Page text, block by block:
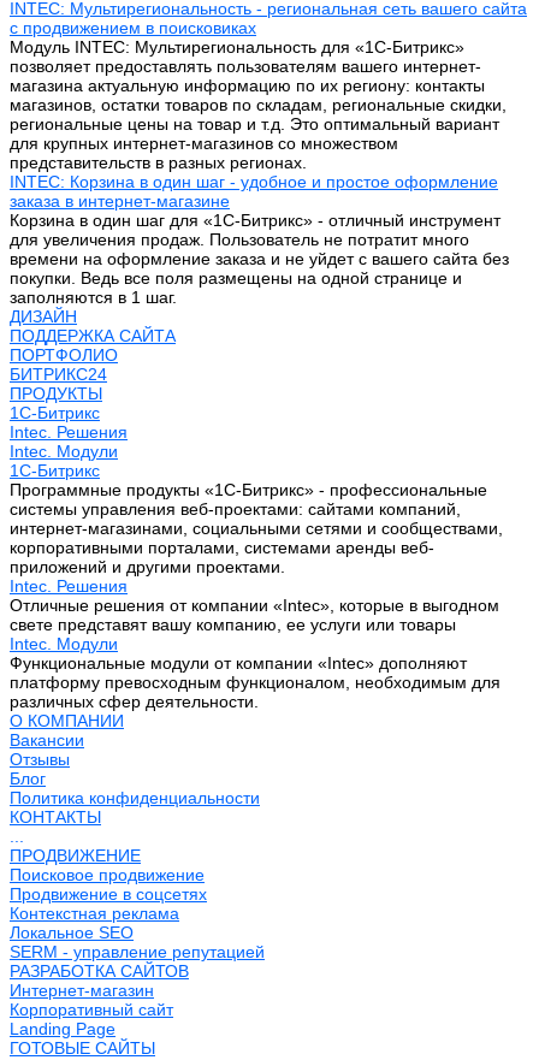
INTEC: Мультирегиональность - региональная сеть вашего сайта
с продвижением в поисковиках
Модуль INTEC: Мультирегиональность для «1С-Битрикс»
позволяет предоставлять пользователям вашего интернет-
магазина актуальную информацию по их региону: контакты
магазинов, остатки товаров по складам, региональные скидки,
региональные цены на товар и т.д. Это оптимальный вариант
для крупных интернет-магазинов со множеством
представительств в разных регионах.
INTEC: Корзина в один шаг - удобное и простое оформление
заказа в интернет-магазине
Корзина в один шаг для «1С-Битрикс» - отличный инструмент
для увеличения продаж. Пользователь не потратит много
времени на оформление заказа и не уйдет с вашего сайта без
покупки. Ведь все поля размещены на одной странице и
заполняются в 1 шаг.
ДИЗАЙН
ПОДДЕРЖКА САЙТА
ПОРТФОЛИО
БИТРИКС24
ПРОДУКТЫ
1С-Битрикс
Intec. Решения
Intec. Модули
1С-Битрикс
Программные продукты «1С-Битрикс» - профессиональные
системы управления веб-проектами: сайтами компаний,
интернет-магазинами, социальными сетями и сообществами,
корпоративными порталами, системами аренды веб-
приложений и другими проектами.
Intec. Решения
Отличные решения от компании «Intec», которые в выгодном
свете представят вашу компанию, ее услуги или товары
Intec. Модули
Функциональные модули от компании «Intec» дополняют
платформу превосходным функционалом, необходимым для
различных сфер деятельности.
О КОМПАНИИ
Вакансии
Отзывы
Блог
Политика конфиденциальности
КОНТАКТЫ
ПРОДВИЖЕНИЕ
Поисковое продвижение
Продвижение в соцсетях
Контекстная реклама
Локальное SEO
SERM - управление репутацией
РАЗРАБОТКА САЙТОВ
Интернет-магазин
Корпоративный сайт
Landing Page
ГОТОВЫЕ САЙТЫ